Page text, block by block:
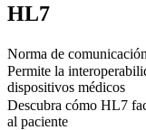
HL7
Norma de
Permite la
dispositivos médicos
Descubra cómo HL7
al paciente